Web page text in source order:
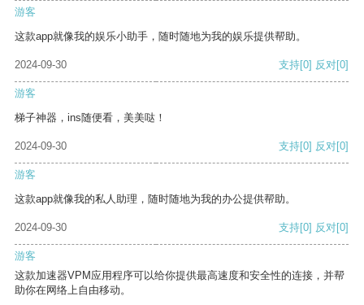
游客
这款app就像我的娱乐小助手，随时随地为我的娱乐提供帮助。
2024-09-30 支持[0] 反对[0]
游客
梯子神器，ins随便看，美美哒！
2024-09-30 支持[0] 反对[0]
游客
这款app就像我的私人助理，随时随地为我的办公提供帮助。
2024-09-30 支持[0] 反对[0]
游客
这款加速器VPM应用程序可以给你提供最高速度和安全性的连接，并帮
助你在网络上自由移动。